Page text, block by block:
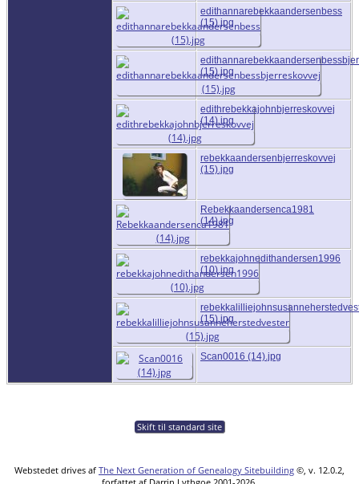
edithannarebekkaandersenbess
(15).jpg
(15).jpg
edithrebekkajohnbjerreskovvej
(14).jpg
rebekkaandersenbjerreskovvej
(15).jpg
Rebekkaandersenca1981
(14).jpg
rebekkajohnedithandersen1996
(10).jpg
(15).jpg
Scan0016 (14).jpg
Skift til standard site
Webstedet drives af The Next Generation of Genealogy Sitebuilding ©, v. 12.0.2,